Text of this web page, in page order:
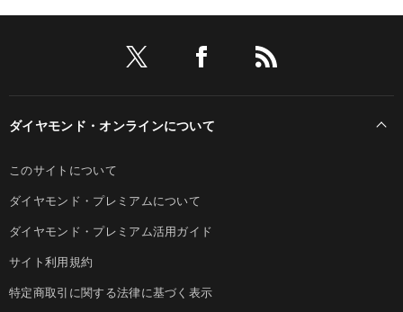
ダイヤモンド・オンラインについて
このサイトについて
ダイヤモンド・プレミアムについて
ダイヤモンド・プレミアム活用ガイド
サイト利用規約
特定商取引に関する法律に基づく表示